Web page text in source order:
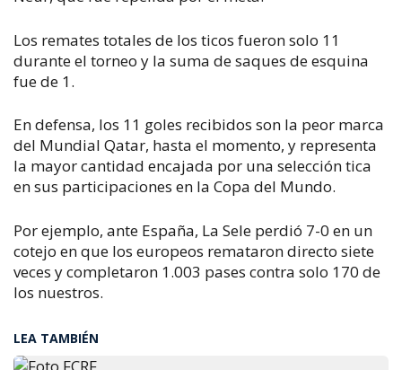
Los remates totales de los ticos fueron solo 11
durante el torneo y la suma de saques de esquina
fue de 1.
En defensa, los 11 goles recibidos son la peor marca
del Mundial Qatar, hasta el momento, y representa
la mayor cantidad encajada por una selección tica
en sus participaciones en la Copa del Mundo.
Por ejemplo, ante España, La Sele perdió 7-0 en un
cotejo en que los europeos remataron directo siete
veces y completaron 1.003 pases contra solo 170 de
los nuestros.
LEA TAMBIÉN